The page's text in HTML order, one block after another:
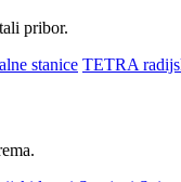
pribor.
stanice TETRA